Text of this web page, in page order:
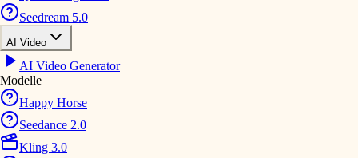
Seedream 5.0
AI Video
AI Video Generator
Modelle
Happy Horse
Seedance 2.0
Kling 3.0